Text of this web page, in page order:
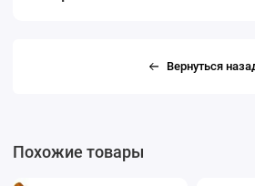
Вернуться
Похожие товары